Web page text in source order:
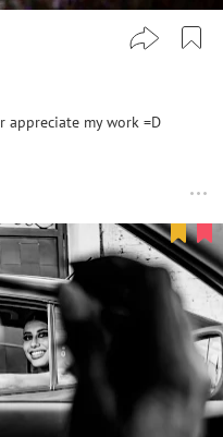
appreciate my work =D